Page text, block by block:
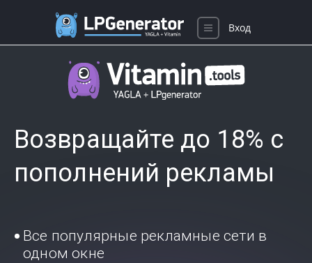
Возвращайте до 18% с
пополнений рекламы
Все популярные рекламные сети в
одном окне
Вход